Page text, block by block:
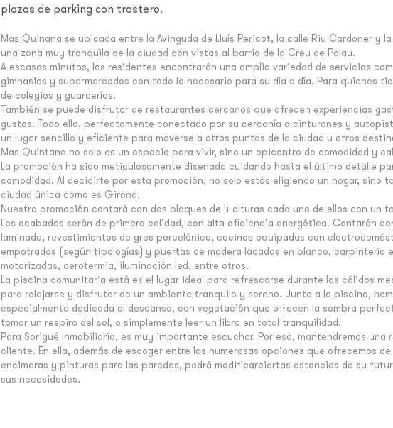
plazas de parking con trastero.
Mas Quinana se ubicada entre la Avinguda de Lluís Pericot, la calle Riu Cardoner y
una zona muy tranquila de la ciudad con vistas al barrio de la Creu de Palau.
A escasos minutos, los residentes encontrarán una amplia variedad de servicios
gimnasios y supermercados con todo lo necesario para su día a día. Para quienes
de colegios y guarderías.
También se puede disfrutar de restaurantes cercanos que ofrecen experiencias
gustos. Todo ello, perfectamente conectado por su cercanía a cinturones y
un lugar sencillo y eficiente para moverse a otros puntos de la ciudad u otros
Mas Quintana no solo es un espacio para vivir, sino un epicentro de comodidad y
La promoción ha sido meticulosamente diseñada cuidando hasta el último detalle
comodidad. Al decidirte por esta promoción, no solo estás eligiendo un hogar, sino
ciudad única como es Girona.
Nuestra promoción contará con dos bloques de 4 alturas cada uno de ellos con un
Los acabados serán de primera calidad, con alta eficiencia energética. Contarán
laminada, revestimientos de gres porcelánico, cocinas equipadas con
empotrados (según tipologías) y puertas de madera lacadas en blanco, carpintería
motorizadas, aerotermia, iluminación led, entre otros.
La piscina comunitaria está es el lugar ideal para refrescarse durante los cálidos
para relajarse y disfrutar de un ambiente tranquilo y sereno. Junto a la piscina,
especialmente dedicada al descanso, con vegetación que ofrecen la sombra
tomar un respiro del sol, o simplemente leer un libro en total tranquilidad.
Para Sorigué Inmobiliaria, es muy importante escuchar. Por eso, mantendremos una
cliente. En ella, además de escoger entre las numerosas opciones que ofrecemos
encimeras y pinturas para las paredes, podrá modificarciertas estancias de su
sus necesidades.